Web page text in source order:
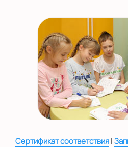
на
на
в Московской
области
Показать на
Выбрать другой
Сертификат соответствия|